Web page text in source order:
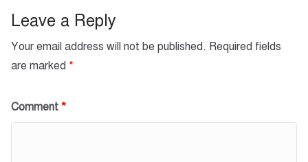
k
Leave a Reply
Your email address will not be published. Required fields
are marked *
Comment *